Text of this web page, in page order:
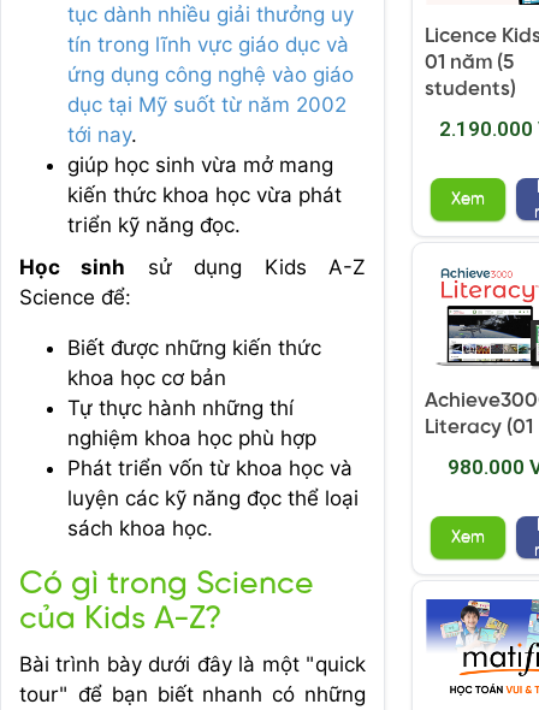
tục dành nhiều giải thưởng uy
tín trong lĩnh vực giáo dục và
ứng dụng công nghệ vào giáo
dục tại Mỹ suốt từ năm 2002
tới nay.
giúp học sinh vừa mở mang
kiến thức khoa học vừa phát
triển kỹ năng đọc.
Học sinh sử dụng Kids A-Z
Science để:
Biết được những kiến thức
khoa học cơ bản
Tự thực hành những thí
nghiệm khoa học phù hợp
Phát triển vốn từ khoa học và
luyện các kỹ năng đọc thể loại
sách khoa học.
Có gì trong Science
của Kids A-Z?
Bài trình bày dưới đây là một "quick
tour" để bạn biết nhanh có những
Licence
01 năm (5
students)
2.190.000
Xem
Literacy (01
980.000
Xem